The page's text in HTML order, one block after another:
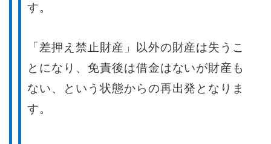
す。
「差押え禁止財産」以外の財産は失うこ
とになり、免責後は借金はないが財産も
ない、という状態からの再出発となりま
す。